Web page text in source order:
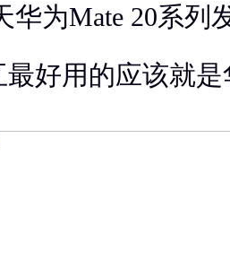
华为Mate 20系列
最好用的应该就